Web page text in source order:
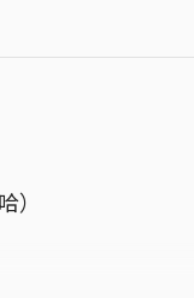
）